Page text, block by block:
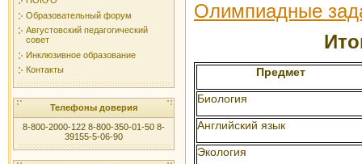
Образовательный форум
Августовский педагогический
совет
Инклюзивное образование
Контакты
Телефоны доверия
8-800-2000-122 8-800-350-01-50 8-
39155-5-06-90
Олимпиадные
Предмет
Биология
Английский язык
Экология